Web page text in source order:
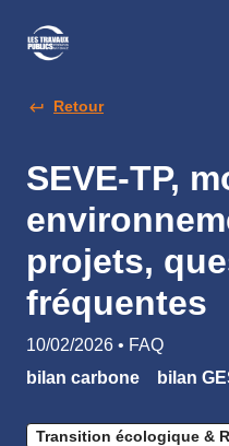
Retour
SEVE-TP,
projets,
fréquentes
10/02/2026 • FAQ
bilan carbone
bilan
Transition écologique &